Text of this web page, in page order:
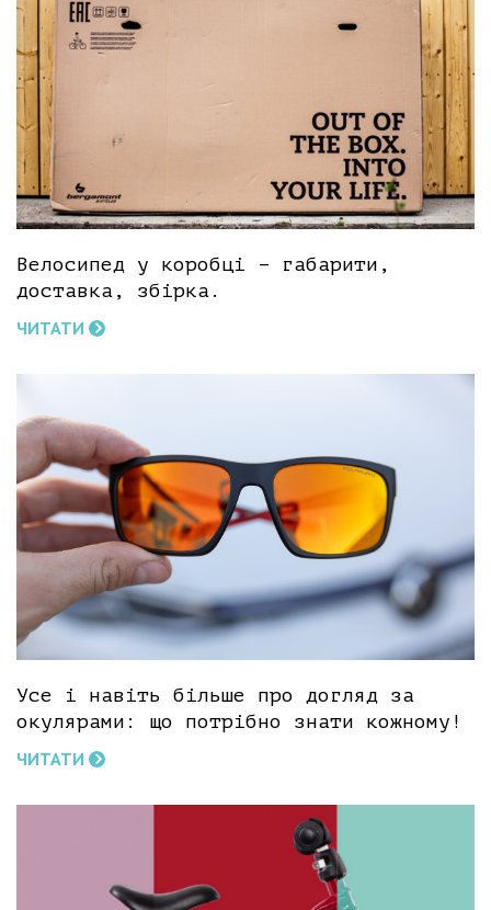
Велосипед у коробці – габарити,
доставка, збірка.
ЧИТАТИ
Усе і навіть більше про догляд за
окулярами: що потрібно знати кожному!
ЧИТАТИ